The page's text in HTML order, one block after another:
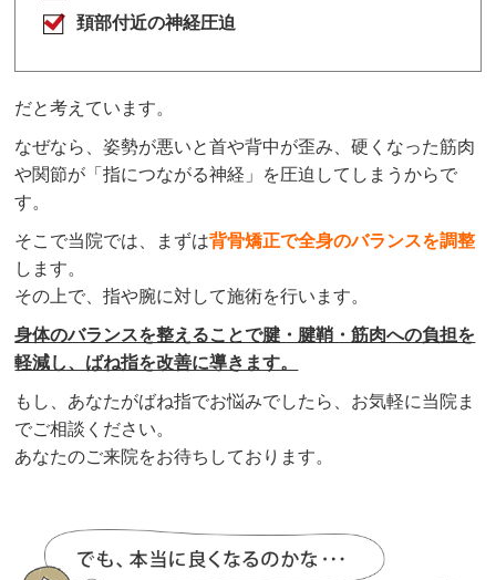
頚部付近の神経圧迫
だと考えています。
なぜなら、姿勢が悪いと首や背中が歪み、硬くなった筋肉
や関節が「指につながる神経」を圧迫してしまうからで
す。
そこで当院では、まずは背骨矯正で全身のバランスを調整
します。
その上で、指や腕に対して施術を行います。
身体のバランスを整えることで腱・腱鞘・筋肉への負担を
軽減し、ばね指を改善に導きます。
もし、あなたがばね指でお悩みでしたら、お気軽に当院ま
でご相談ください。
あなたのご来院をお待ちしております。